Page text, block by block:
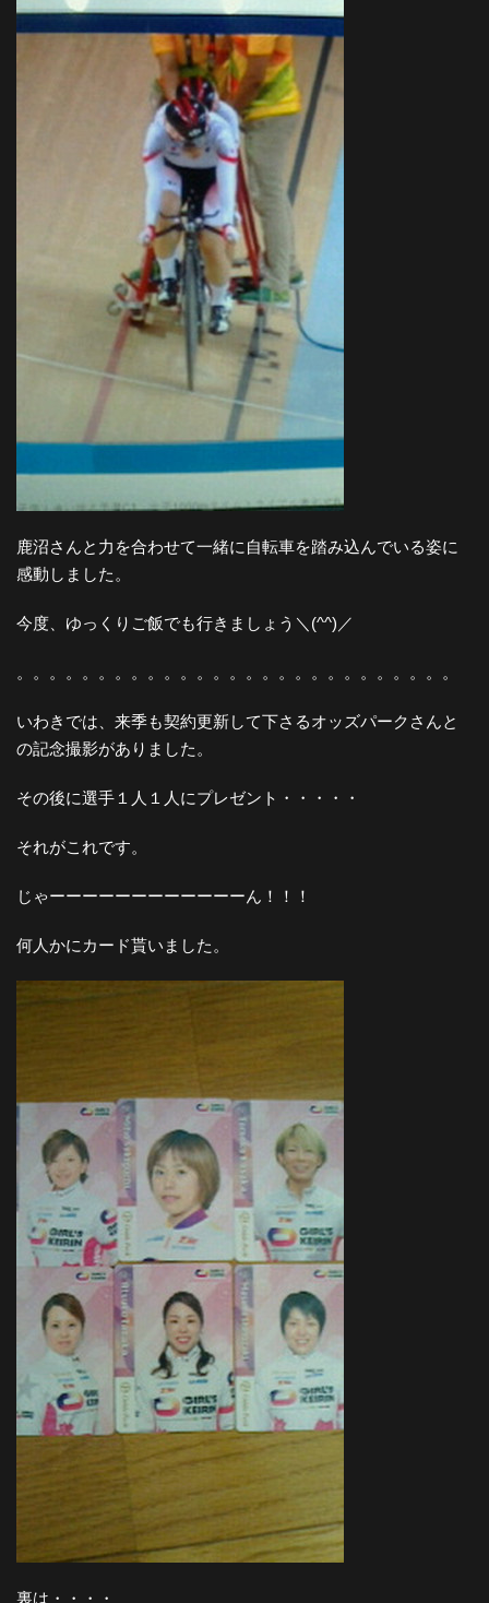
鹿沼さんと力を合わせて一緒に自転車を踏み込んでいる姿に
感動しました。
今度、ゆっくりご飯でも行きましょう＼(^^)／
。。。。。。。。。。。。。。。。。。。。。。。。。。。
いわきでは、来季も契約更新して下さるオッズパークさんと
の記念撮影がありました。
その後に選手１人１人にプレゼント・・・・・
それがこれです。
じゃーーーーーーーーーーーーん！！！
何人かにカード貰いました。
裏は・・・・